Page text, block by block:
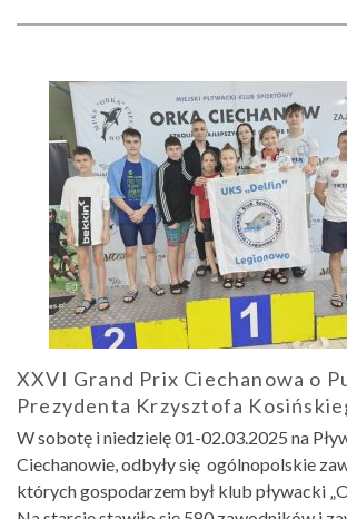
XXVI Grand Prix Ciechanowa o
Prezydenta Krzysztofa
W sobotę i niedzielę 01-02.03.2025 na
Ciechanowie, odbyły się ogólnopolskie
których gospodarzem był klub pływacki